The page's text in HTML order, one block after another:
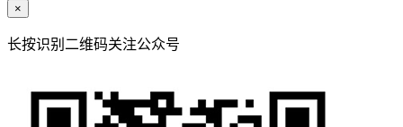
×
长按识别二维码关注公众号